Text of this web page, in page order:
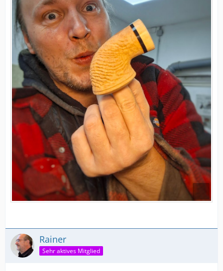
Rainer
Sehr aktives Mitglied